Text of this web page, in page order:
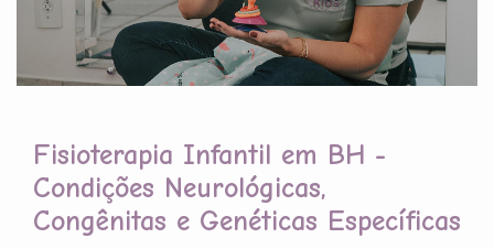
Fisioterapia Infantil em BH -
Condições Neurológicas,
Congênitas e Genéticas Específicas